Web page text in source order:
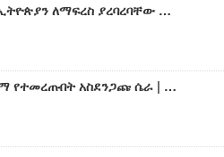
ምዕራባውያን ኢትዮጵያን ለማፍረስ ያረባረባቸው ሚስጥር | ህወሓትን ዳግም የማስታጠቅ የአሜሪካ ደባ | ከመአቀቦች ሁሉ የከፋው አደገኛ ማዕቀብ
መተከልና መተማ የተመረጡበት አስደንጋጩ ሴራ | መንግስት የማያቀው የግጭቱ መነሻ በማስረጃ | በኢትዮጵያ የተገነባው የሱዳን ፓርክ ሚስጥር